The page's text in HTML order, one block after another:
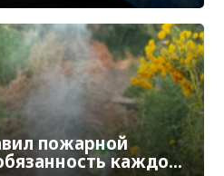
пожарной
каждого